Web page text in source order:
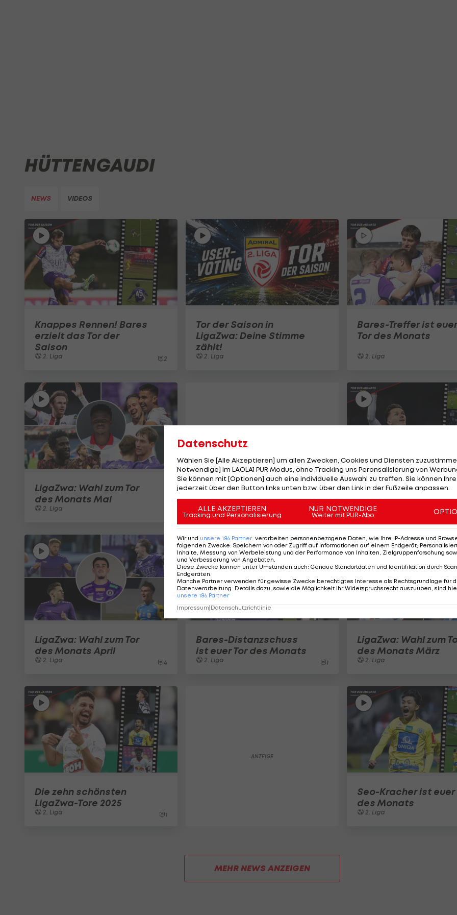
HÜTTENGAUDI
NEWS VIDEOS
Knappes Rennen! Bares
erzielt das Tor der
Saison
2. Liga 2
Tor der Saison in
LigaZwa: Deine Stimme
zählt!
2. Liga
Bares-Treffer ist euer
Tor des Monats
2. Liga
LigaZwa: Wahl zum Tor
des Monats Mai
2. Liga
Rieder-Freistoß ist
Tor des Monats
2. Liga
LigaZwa: Wahl zum Tor
des Monats April
2. Liga 4
Bares-Distanzschuss
ist euer Tor des Monats
2. Liga 1
LigaZwa: Wahl zum
des Monats März
2. Liga
Die zehn schönsten
LigaZwa-Tore 2025
2. Liga 1
Seo-Kracher ist euer
des Monats
2. Liga
MEHR NEWS ANZEIGEN
Datenschutz
Wählen Sie [Alle Akzeptieren] um allen Zwecken, Cookies und Diensten
Notwendige] im LAOLA1 PUR Modus, ohne Tracking uns Peronsalisierung von
Sie können mit [Optionen] auch eine individuelle Auswahl zu treffen. Sie können
jederzeit über den Button links unten bzw. über den Link in der Fußzeile anpassen.
ALLE AKZEPTIEREN
Tracking und Personalisierung
NUR NOTWENDIGE
Weiter mit PUR-Abo
Wir und unsere 186 Partner verarbeiten personenbezogene Daten, wie Ihre IP-Adresse und
folgenden Zwecke: Speichern von oder Zugriff auf Informationen auf einem Endgerät;
Inhalte, Messung von Werbeleistung und der Performance von Inhalten, Zielgruppenforschung
und Verbesserung von Angeboten.
Diese Zwecke können unter Umständen auch: Genaue Standortdaten und Identifikation durch
Endgeräten.
Manche Partner verwenden für gewisse Zwecke berechtigtes Interesse als Rechtsgrundlage für
Datenverarbeitung. Details dazu, sowie die Möglichkeit Ihr Widerspruchsrecht auszuüben, sind
unsere 186 Partner
Impressum Datenschutzrichtlinie